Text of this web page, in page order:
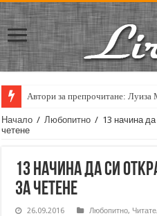
Автори за препрочитане: Луиза
Начало / Любопитно / 13 начина
четене
13 начина да си
за четене
26.09.2016 Любопитно,